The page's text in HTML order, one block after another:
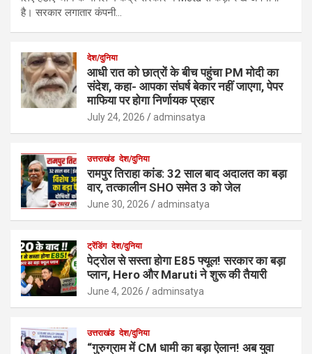
है। सरकार लगातार कंपनी…
देश/दुनिया
आधी रात को छात्रों के बीच पहुंचा PM मोदी का
संदेश, कहा- आपका संघर्ष बेकार नहीं जाएगा, पेपर
माफिया पर होगा निर्णायक प्रहार
July 24, 2026 adminsatya
उत्तराखंड देश/दुनिया
रामपुर तिराहा कांड: 32 साल बाद अदालत का बड़ा
वार, तत्कालीन SHO समेत 3 को जेल
June 30, 2026 adminsatya
ट्रेंडिंग देश/दुनिया
पेट्रोल से सस्ता होगा E85 फ्यूल! सरकार का बड़ा
प्लान, Hero और Maruti ने शुरू की तैयारी
June 4, 2026 adminsatya
उत्तराखंड देश/दुनिया
“गुरुग्राम में CM धामी का बड़ा ऐलान! अब युवा